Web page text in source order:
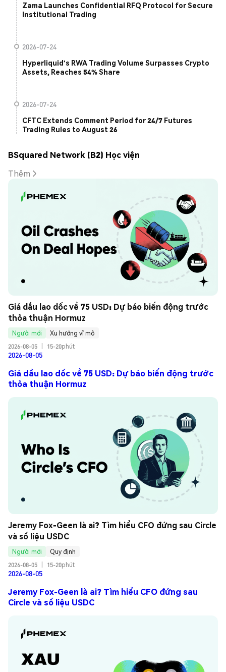
Zama Launches Confidential RFQ Protocol for Secure
Institutional Trading
2026-07-24
Hyperliquid's RWA Trading Volume Surpasses Crypto
Assets, Reaches 54% Share
2026-07-24
CFTC Extends Comment Period for 24/7 Futures
Trading Rules to August 26
BSquared Network (B2) Học viện
Thêm
Giá dầu lao dốc về 75 USD: Dự báo biến động trước
thỏa thuận Hormuz
Người mới
Xu hướng vĩ mô
2026-08-05
15-20phút
2026-08-05
Giá dầu lao dốc về 75 USD: Dự báo biến động trước
thỏa thuận Hormuz
Jeremy Fox-Geen là ai? Tìm hiểu CFO đứng sau Circle
và số liệu USDC
Người mới
Quy định
2026-08-05
15-20phút
2026-08-05
Jeremy Fox-Geen là ai? Tìm hiểu CFO đứng sau
Circle và số liệu USDC